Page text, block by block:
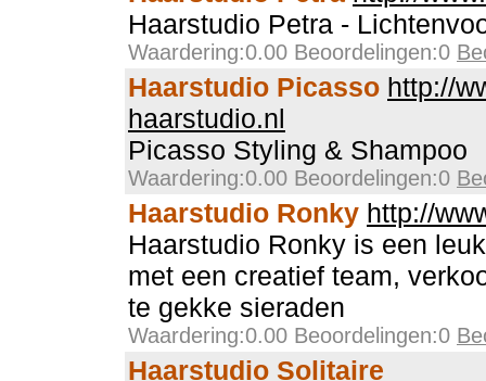
Haarstudio Petra -
Waardering:0.00 Beoordelingen:0
Haarstudio Picasso http://
haarstudio.nl
Picasso Styling & Shampoo
Waardering:0.00 Beoordelingen:0
Haarstudio Ronky http://
Haarstudio Ronky is een
met een creatief team,
te gekke sieraden
Waardering:0.00 Beoordelingen:0
Haarstudio Solitaire